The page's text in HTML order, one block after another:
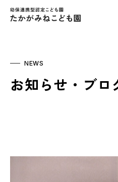
幼保連携
NEWS
お知らせ・ブロ